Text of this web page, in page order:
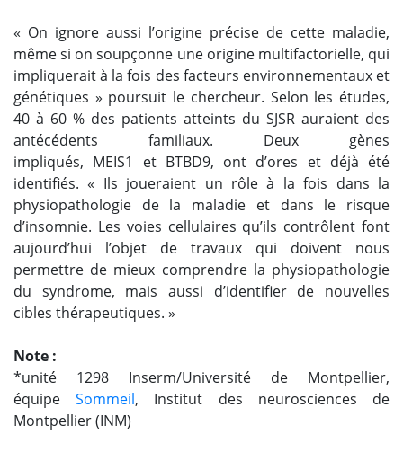
« On ignore aussi l’origine précise de cette maladie,
même si on soupçonne une origine multifactorielle, qui
impliquerait à la fois des facteurs environnementaux et
génétiques » poursuit le chercheur. Selon les études,
40 à 60 % des patients atteints du SJSR auraient des
antécédents familiaux. Deux gènes
impliqués, MEIS1 et BTBD9, ont d’ores et déjà été
identifiés. « Ils joueraient un rôle à la fois dans la
physiopathologie de la maladie et dans le risque
d’insomnie. Les voies cellulaires qu’ils contrôlent font
aujourd’hui l’objet de travaux qui doivent nous
permettre de mieux comprendre la physiopathologie
du syndrome, mais aussi d’identifier de nouvelles
cibles thérapeutiques. »
Note :
*unité 1298 Inserm/Université de Montpellier,
équipeSommeil, Institut des neurosciences de
Montpellier (INM)